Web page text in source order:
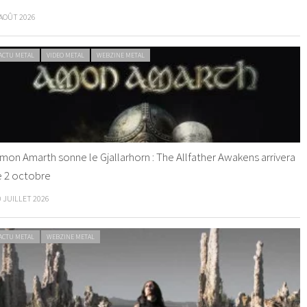
2026
METAL VIDEO METAL WEBZINE METAL
Amarth sonne le Gjallarhorn : The Allfather Awakens arrivera
2 octobre
JUILLET 2026
METAL WEBZINE METAL